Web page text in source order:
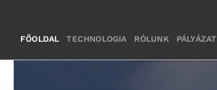
FŐOLDAL TECHNOLOGIA RÓLUNK PÁLYÁZAT